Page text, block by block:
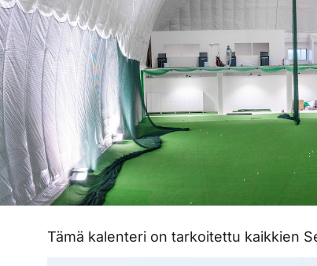
Tämä kalenteri on tarkoitettu kaikkien